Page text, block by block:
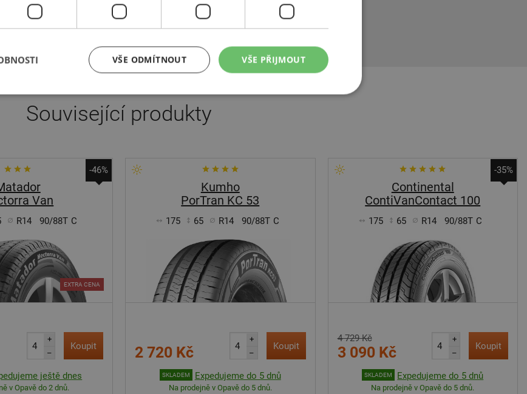
motocyklových, zemědělských a stavebních pneumatik značek
Dayton a First Stop. Prémiové zimní pneumatiky Bridgestone jsou ideální
jízdu nástrahami zimy.
Související produkty
-46%
Van
R14 90/88T C
EXTRA CENA
+
–
Koupit
ještě dnes
v Opavě do 2 dnů.
Kumho
PorTran KC 53
175 65 R14 90/88T C
2 720 Kč
+
–
Koupit
SKLADEM Expedujeme do 5 dnů
Na prodejně v Opavě do 5 dnů.
-35%
Continental
ContiVanContact 100
175 65 R14 90/88T C
4 729 Kč
3 090 Kč
+
–
Koupit
SKLADEM Expedujeme do 5 dnů
Na prodejně v Opavě do 5 dnů.
VŠE PŘIJMOUT
VŠE ODMÍTNOUT